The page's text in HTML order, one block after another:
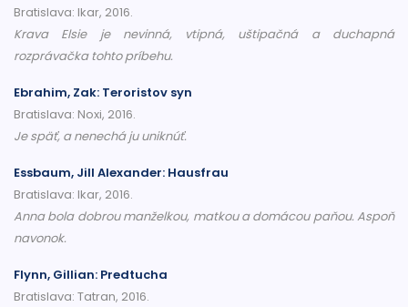
Bratislava: Ikar, 2016.
Krava Elsie je nevinná, vtipná, uštipačná a duchapná
rozprávačka tohto príbehu.
Ebrahim, Zak: Teroristov syn
Bratislava: Noxi, 2016.
Je späť, a nenechá ju uniknúť.
Essbaum, Jill Alexander: Hausfrau
Bratislava: Ikar, 2016.
Anna bola dobrou manželkou, matkou a domácou paňou. Aspoň
navonok.
Flynn, Gillian: Predtucha
Bratislava: Tatran, 2016.